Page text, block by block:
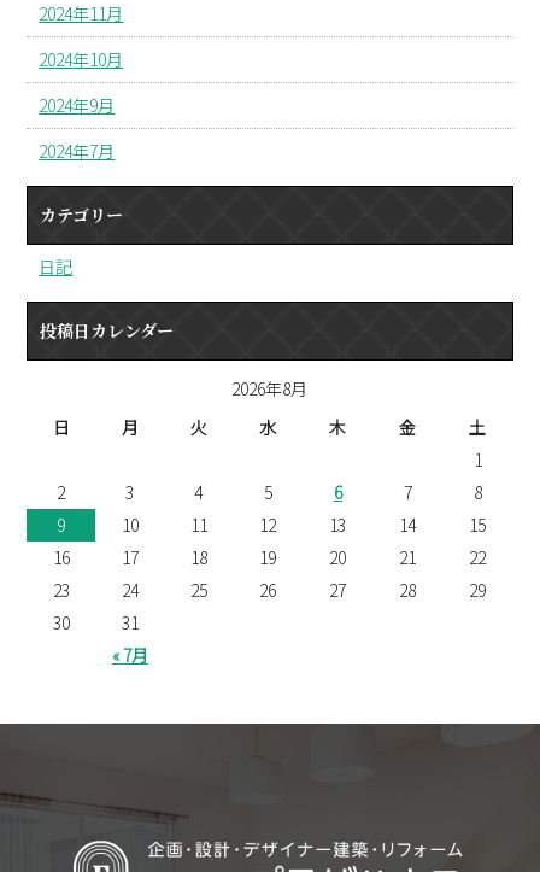
2024年11月
2024年10月
2024年9月
2024年7月
カテゴリー
日記
投稿日カレンダー
2026年8月
日
月 火 水 木 金 土
« 7月
1
2
3 4 5 6 7
8
9
10 11 12 13 14
15
16
17 18 19 20 21
22
23
24 25 26 27 28
29
30
31